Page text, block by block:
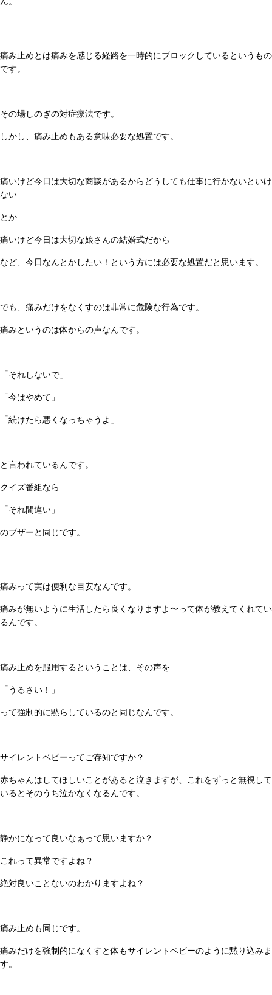
痛み止めとは痛みを感じる経路を一時的にブロックしているというもの
です。
その場しのぎの対症療法です。
しかし、痛み止めもある意味必要な処置です。
痛いけど今日は大切な商談があるからどうしても仕事に行かないといけ
ない
とか
痛いけど今日は大切な娘さんの結婚式だから
など、今日なんとかしたい！という方には必要な処置だと思います。
でも、痛みだけをなくすのは非常に危険な行為です。
痛みというのは体からの声なんです。
「それしないで」
「今はやめて」
「続けたら悪くなっちゃうよ」
と言われているんです。
クイズ番組なら
「それ間違い」
のブザーと同じです。
痛みって実は便利な目安なんです。
痛みが無いように生活したら良くなりますよ〜って体が教えてくれてい
るんです。
痛み止めを服用するということは、その声を
「うるさい！」
って強制的に黙らしているのと同じなんです。
サイレントベビーってご存知ですか？
赤ちゃんはしてほしいことがあると泣きますが、これをずっと無視して
いるとそのうち泣かなくなるんです。
静かになって良いなぁって思いますか？
これって異常ですよね？
絶対良いことないのわかりますよね？
痛み止めも同じです。
痛みだけを強制的になくすと体もサイレントベビーのように黙り込みま
す。